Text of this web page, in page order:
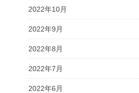
2022年10月
2022年9月
2022年8月
2022年7月
2022年6月